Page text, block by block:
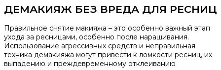
ДЕМАКИЯЖ БЕЗ ВРЕДА ДЛЯ РЕСНИЦ
Правильное снятие макияжа – это особенно важный этап
ухода за ресницами, особенно после наращивания.​
Использование агрессивных средств и неправильная
техника демакияжа могут привести к ломкости ресниц, их
выпадению и преждевременному отклеиванию